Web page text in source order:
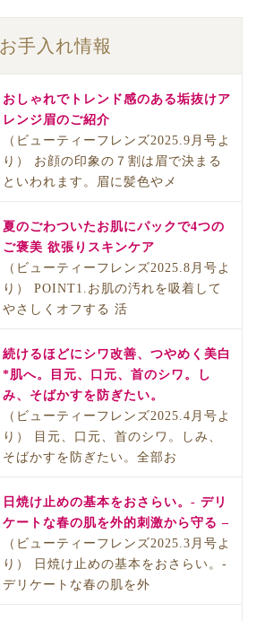
お手入れ情報
おしゃれでトレンド感のある垢抜けア
レンジ眉のご紹介
（ビューティーフレンズ2025.9月号よ
り） お顔の印象の７割は眉で決まる
といわれます。眉に髪色やメ
夏のごわついたお肌にパックで4つの
ご褒美 欲張りスキンケア
（ビューティーフレンズ2025.8月号よ
り） POINT1.お肌の汚れを吸着して
やさしくオフする 活
続けるほどにシワ改善、つやめく美白
*肌へ。目元、口元、首のシワ。し
み、そばかすを防ぎたい。
（ビューティーフレンズ2025.4月号よ
り） 目元、口元、首のシワ。しみ、
そばかすを防ぎたい。全部お
日焼け止めの基本をおさらい。- デリ
ケートな春の肌を外的刺激から守る –
（ビューティーフレンズ2025.3月号よ
り） 日焼け止めの基本をおさらい。-
デリケートな春の肌を外